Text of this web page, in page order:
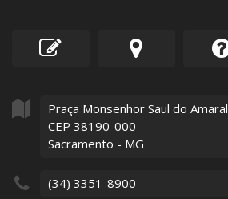
Praça Monsenhor Saul do Amaral
CEP 38190-000
Sacramento - MG
(34) 3351-8900